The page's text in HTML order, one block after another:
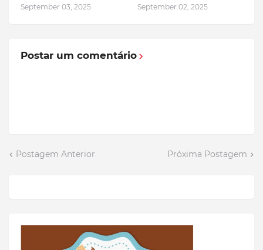
September 03, 2025 September 02, 2025
Postar um comentário
Postagem Anterior Próxima Postagem